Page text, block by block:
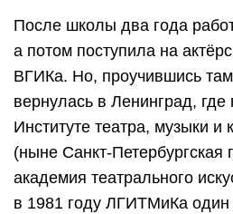
После школы два года
а потом поступила на
ВГИКа. Но, проучившись
вернулась в Ленинград,
Институте театра, музыки и
(ныне Санкт-Петербургская
академия театрального
в 1981 году ЛГИТМиКа один